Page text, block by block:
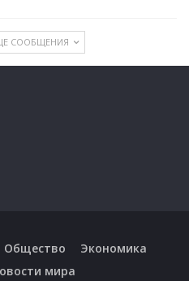
СООБЩЕНИЯ
Общество
Экономика
мира